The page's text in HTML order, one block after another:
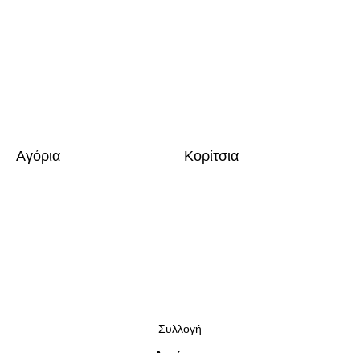
Αγόρια Κορίτσια
Συλλογή